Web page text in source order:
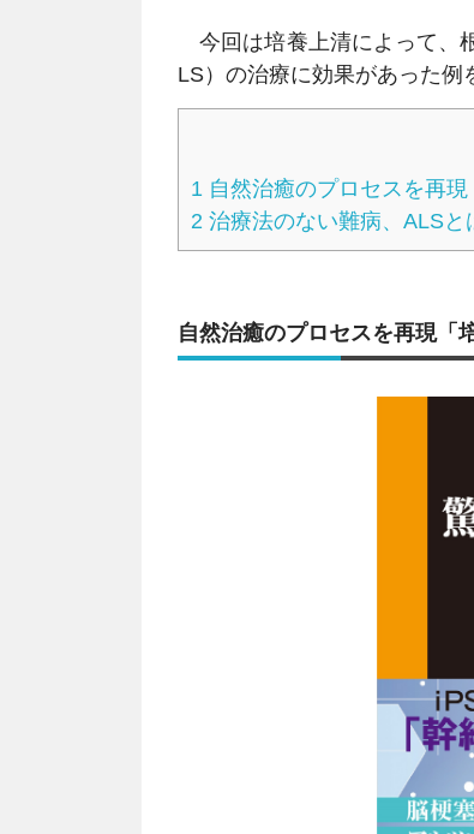
今回は培養上清によって、
LS）の治療に効果があった例
1 自然治癒のプロセスを再現
2 治療法のない難病、ALSと
自然治癒のプロセスを再現「